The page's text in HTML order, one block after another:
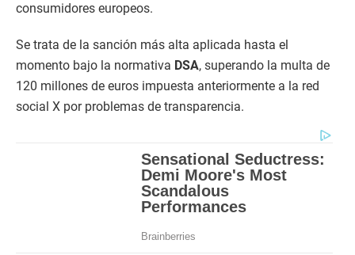
consumidores europeos.
Se trata de la sanción más alta aplicada hasta el
momento bajo la normativa DSA, superando la multa de
120 millones de euros impuesta anteriormente a la red
social X por problemas de transparencia.